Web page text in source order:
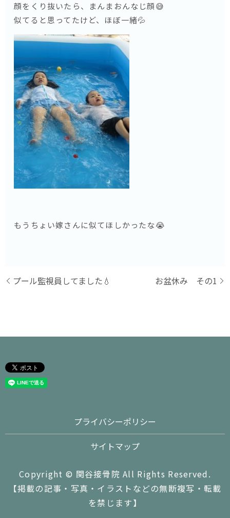
顔をくり抜いたら、まんまおんなじ顔😅
似てると思ってたけど、ほぼ一緒💦
もうちょい嫁さんに似てほしかったな😭
プール監視員してました💧 お盆休み その1
プライバシーポリシー
サイトマップ
Copyright © 関谷接骨院 All Rights Reserved.
【掲載の記事・写真・イラストなどの無断複写・転載
を禁じます】